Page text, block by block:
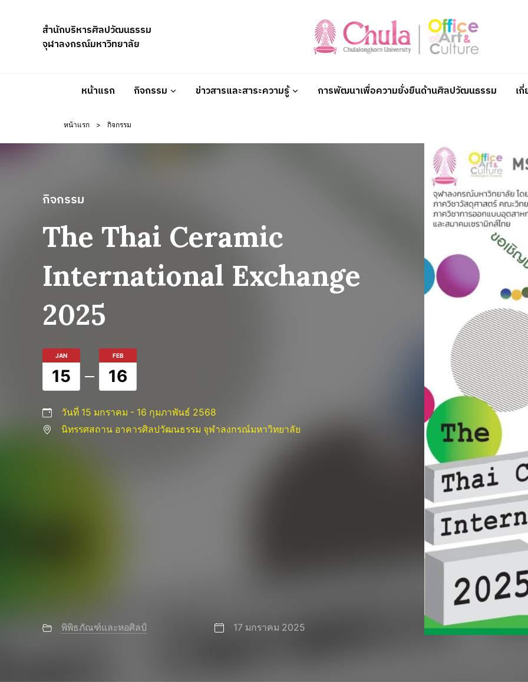
สำนักบริหารศิลปวัฒนธรรม
จุฬาลงกรณ์มหาวิทยาลัย
หน้าแรก กิจกรรม ข่าวสารและสาระความรู้ การพัฒนาเพื่อความยั่งยืนด้านศิลปวัฒนธรรม เกี่
หน้าแรก > กิจกรรม
กิจกรรม
The Thai Ceramic
International Exchange
2025
JAN
15
FEB
16
วันที่ 15 มกราคม - 16 กุมภาพันธ์ 2568
นิทรรศสถาน อาคารศิลปวัฒนธรรม จุฬาลงกรณ์มหาวิทยาลัย
พิพิธภัณฑ์และหอศิลป์ 17 มกราคม 2025